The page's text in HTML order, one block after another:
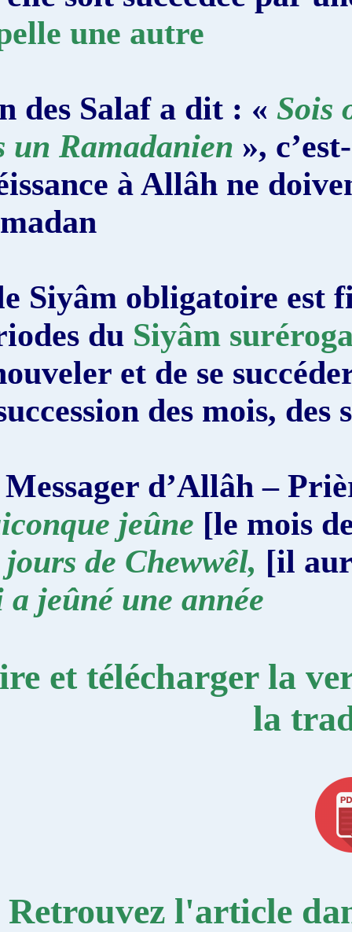
appelle une autre
l’un des Salaf a dit : «
pas un Ramadanien»,
obéissance à Allâh ne
Ramadan
Si le Siyâm
périodes duSiyâm
renouveler et de se
la succession des
Le Messager d’Allâh
Quiconque jeûne[le
six jours de Chewwêl,
qui a jeûné une année
Lire et télécharger
Retrouvez